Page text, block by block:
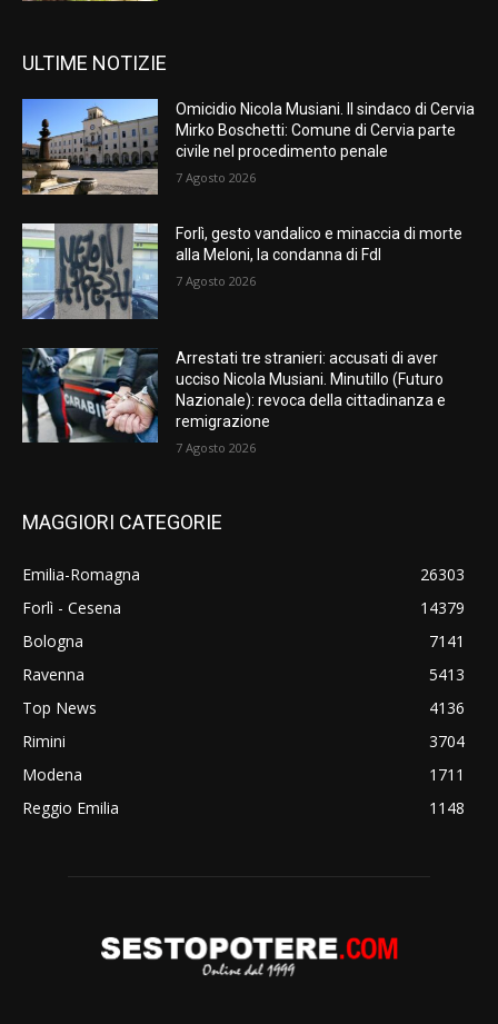
ULTIME NOTIZIE
Omicidio Nicola Musiani. Il sindaco di Cervia
Mirko Boschetti: Comune di Cervia parte
civile nel procedimento penale
7 Agosto 2026
Forlì, gesto vandalico e minaccia di morte
alla Meloni, la condanna di FdI
7 Agosto 2026
Arrestati tre stranieri: accusati di aver
ucciso Nicola Musiani. Minutillo (Futuro
Nazionale): revoca della cittadinanza e
remigrazione
7 Agosto 2026
MAGGIORI CATEGORIE
Emilia-Romagna
26303
Forlì - Cesena
14379
Bologna
7141
Ravenna
5413
Top News
4136
Rimini
3704
Modena
1711
Reggio Emilia
1148